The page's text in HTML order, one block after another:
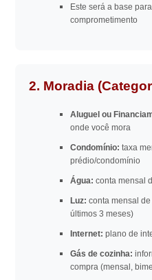
Este será a base
comprometimento
2. Moradia
Aluguel ou
onde você mora
Condomínio: taxa
prédio/condomínio
Água: conta mensal
Luz: conta mensal
últimos 3 meses)
Internet: plano de
Gás de cozinha:
compra (mensal,